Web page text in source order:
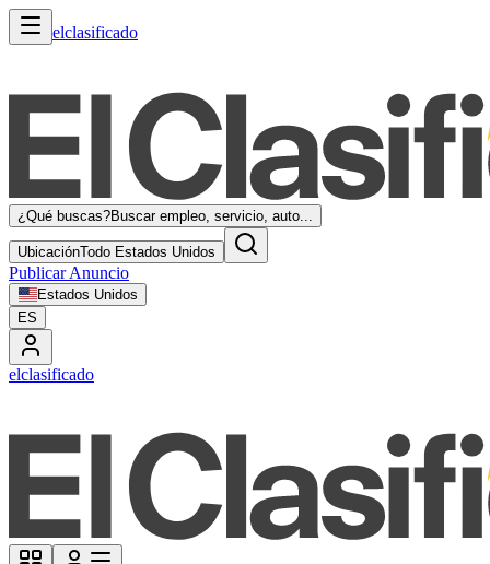
elclasificado
¿Qué buscas?Buscar empleo, servicio, auto...
UbicaciónTodo Estados Unidos
Publicar Anuncio
Estados Unidos
ES
elclasificado